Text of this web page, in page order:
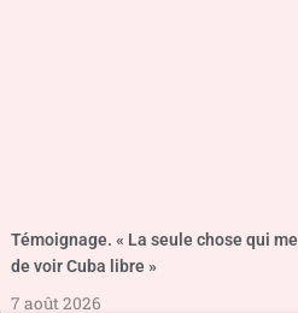
Témoignage. « La seule chose qui
de voir Cuba libre »
7 août 2026